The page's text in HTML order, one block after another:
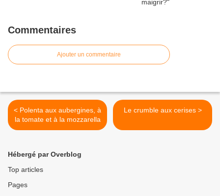
Commentaires
Ajouter un commentaire
< Polenta aux aubergines, à
la tomate et à la mozzarella
Le crumble aux cerises >
Hébergé par Overblog
Top articles
Pages